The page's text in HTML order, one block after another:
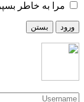
مرا به خاطر
ورود بستن